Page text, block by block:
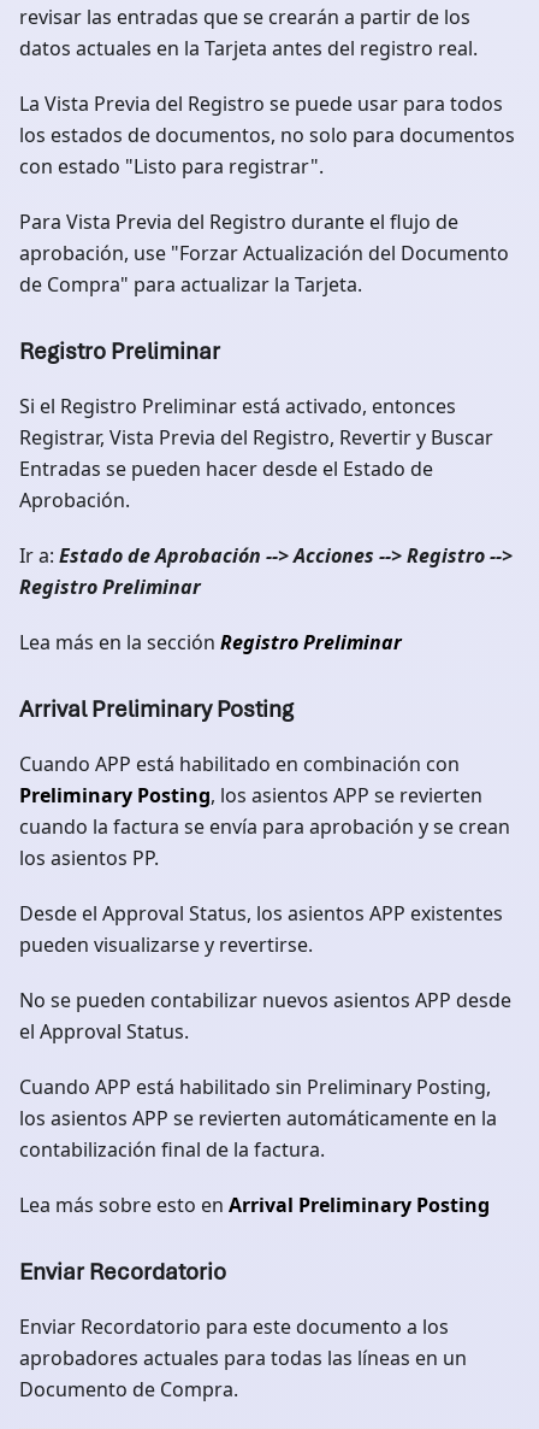
revisar las entradas que se crearán a partir de los
datos actuales en la Tarjeta antes del registro real.
La Vista Previa del Registro se puede usar para todos
los estados de documentos, no solo para documentos
con estado "Listo para registrar".
Para Vista Previa del Registro durante el flujo de
aprobación, use "Forzar Actualización del Documento
de Compra" para actualizar la Tarjeta.
Registro Preliminar
Si el Registro Preliminar está activado, entonces
Registrar, Vista Previa del Registro, Revertir y Buscar
Entradas se pueden hacer desde el Estado de
Aprobación.
Ir a: Estado de Aprobación --> Acciones --> Registro -->
Registro Preliminar
Lea más en la sección Registro Preliminar
Arrival Preliminary Posting
Cuando APP está habilitado en combinación con
Preliminary Posting, los asientos APP se revierten
cuando la factura se envía para aprobación y se crean
los asientos PP.
Desde el Approval Status, los asientos APP existentes
pueden visualizarse y revertirse.
No se pueden contabilizar nuevos asientos APP desde
el Approval Status.
Cuando APP está habilitado sin Preliminary Posting,
los asientos APP se revierten automáticamente en la
contabilización final de la factura.
Lea más sobre esto en Arrival Preliminary Posting
Enviar Recordatorio
Enviar Recordatorio para este documento a los
aprobadores actuales para todas las líneas en un
Documento de Compra.